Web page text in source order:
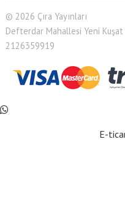
© 2026 Çıra Yayınları
Defterdar Mahallesi Yeni
2126359919
E-